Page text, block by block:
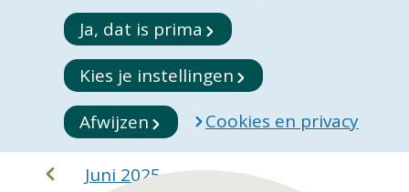
Ja, dat is prima
Kies je instellingen
Afwijzen
Cookies en privacy
Juni 2025